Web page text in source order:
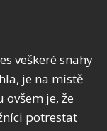
veškeré snahy
je na místě
je, že
potrestat